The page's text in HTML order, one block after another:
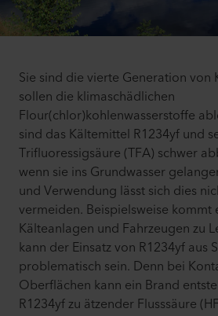
Sie sind die vierte Generation von
sollen die klimaschädlichen
Flour(chlor)kohlenwasserstoffe
sind das Kältemittel R1234yf und
Trifluoressigsäure (TFA) schwer
wenn sie ins Grundwasser
und Verwendung lässt sich dies
vermeiden. Beispielsweise kommt
Kälteanlagen und Fahrzeugen zu
kann der Einsatz von R1234yf aus
problematisch sein. Denn bei
Oberflächen kann ein Brand
R1234yf zu ätzender Flusssäure